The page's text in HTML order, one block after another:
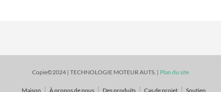
Copie©2024 | TECHNOLOGIE MOTEUR AUTS. | Plan du site
Maison À propos de nous Des produits Cas de projet
Soutien